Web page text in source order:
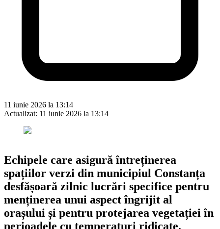
11 iunie 2026 la 13:14
Actualizat: 11 iunie 2026 la 13:14
Echipele care asigură întreținerea
spațiilor verzi din municipiul Constanța
desfășoară zilnic lucrări specifice pentru
menținerea unui aspect îngrijit al
orașului și pentru protejarea vegetației în
perioadele cu temperaturi ridicate.